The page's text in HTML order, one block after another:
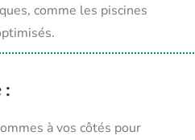
comme les piscines
:
à vos côtés pour